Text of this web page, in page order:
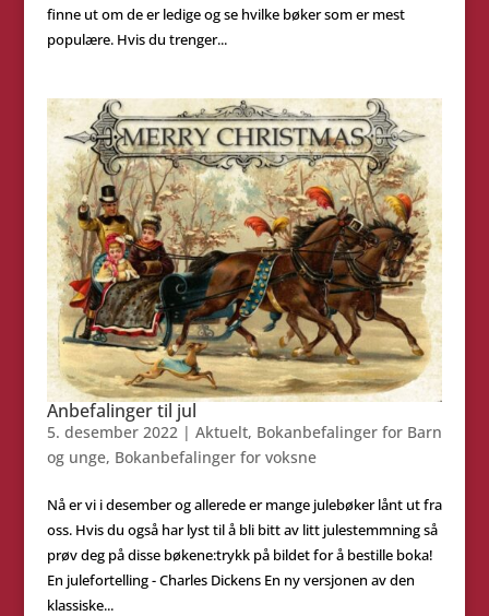
finne ut om de er ledige og se hvilke bøker som er mest
populære. Hvis du trenger...
Anbefalinger til jul
5. desember 2022| Aktuelt, Bokanbefalinger for Barn
og unge, Bokanbefalinger for voksne
Nå er vi i desember og allerede er mange julebøker lånt ut fra
oss. Hvis du også har lyst til å bli bitt av litt julestemmning så
prøv deg på disse bøkene:trykk på bildet for å bestille boka!
En julefortelling - Charles Dickens En ny versjonen av den
klassiske...